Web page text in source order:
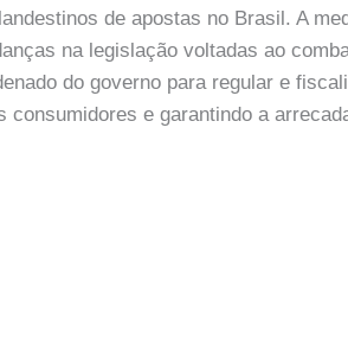
de apostas no Brasil. A
na legislação voltadas ao
do governo para regular e
consumidores e garantindo a